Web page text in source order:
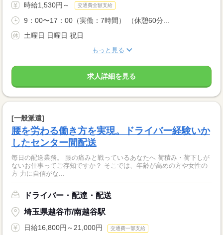
時給1,530円～ 交通費全額支給
9：00〜17：00（実働：7時間） （休憩60分...
土曜日 日曜日 祝日
もっと見る
求人詳細を見る
[一般派遣]
腰を労わる働き方を実現。ドライバー経験いか
したセンター間配送
毎日の配送業務。 腰の痛みと戦っているあなたへ 荷積み・荷下しが
ないお仕事ってご存知ですか？ そこでは、年齢が高めの方や女性の
方 力に自信がな...
ドライバー・配達・配送
埼玉県越谷市/南越谷駅
日給16,800円～21,000円 交通費一部支給